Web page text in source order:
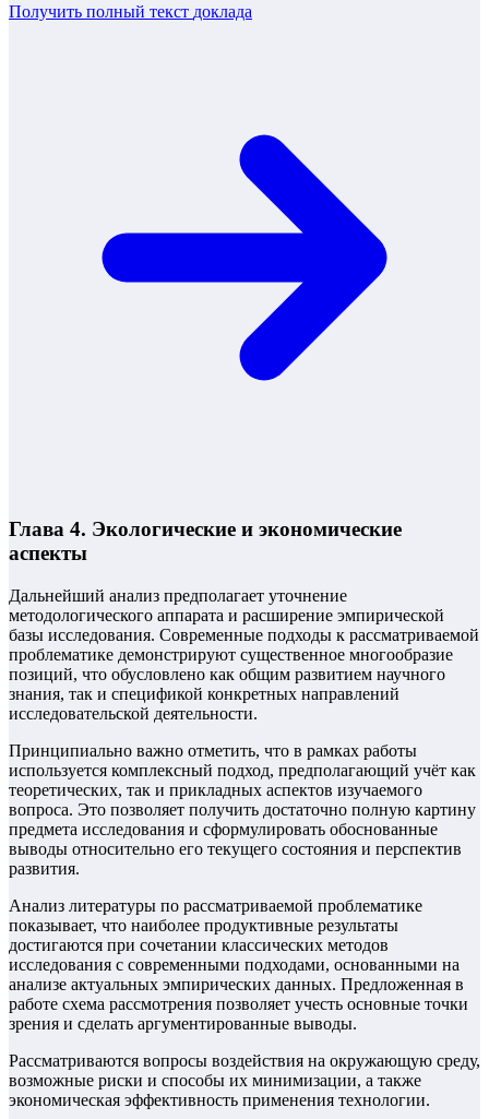
Получить полный текст доклада
Глава 4. Экологические и экономические
аспекты
Дальнейший анализ предполагает уточнение
методологического аппарата и расширение эмпирической
базы исследования. Современные подходы к рассматриваемой
проблематике демонстрируют существенное многообразие
позиций, что обусловлено как общим развитием научного
знания, так и спецификой конкретных направлений
исследовательской деятельности.
Принципиально важно отметить, что в рамках работы
используется комплексный подход, предполагающий учёт как
теоретических, так и прикладных аспектов изучаемого
вопроса. Это позволяет получить достаточно полную картину
предмета исследования и сформулировать обоснованные
выводы относительно его текущего состояния и перспектив
развития.
Анализ литературы по рассматриваемой проблематике
показывает, что наиболее продуктивные результаты
достигаются при сочетании классических методов
исследования с современными подходами, основанными на
анализе актуальных эмпирических данных. Предложенная в
работе схема рассмотрения позволяет учесть основные точки
зрения и сделать аргументированные выводы.
Рассматриваются вопросы воздействия на окружающую среду,
возможные риски и способы их минимизации, а также
экономическая эффективность применения технологии.